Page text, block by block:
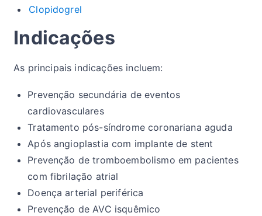
Clopidogrel
Indicações
As principais indicações incluem:
Prevenção secundária de eventos
cardiovasculares
Tratamento pós-síndrome coronariana aguda
Após angioplastia com implante de stent
Prevenção de tromboembolismo em pacientes
com fibrilação atrial
Doença arterial periférica
Prevenção de AVC isquêmico